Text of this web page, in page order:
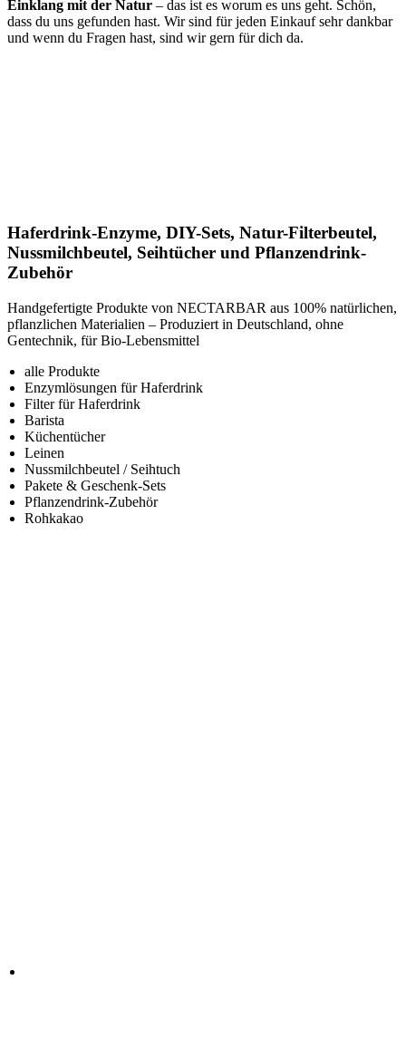
Einklang mit der Natur – das ist es worum es uns geht. Schön,
dass du uns gefunden hast. Wir sind für jeden Einkauf sehr dankbar
und wenn du Fragen hast, sind wir gern für dich da.
Haferdrink-Enzyme, DIY-Sets, Natur-Filterbeutel,
Nussmilchbeutel, Seihtücher und Pflanzendrink-
Zubehör
Handgefertigte Produkte von NECTARBAR aus 100% natürlichen,
pflanzlichen Materialien – Produziert in Deutschland, ohne
Gentechnik, für Bio-Lebensmittel
alle Produkte
Enzymlösungen für Haferdrink
Filter für Haferdrink
Barista
Küchentücher
Leinen
Nussmilchbeutel / Seihtuch
Pakete & Geschenk-Sets
Pflanzendrink-Zubehör
Rohkakao